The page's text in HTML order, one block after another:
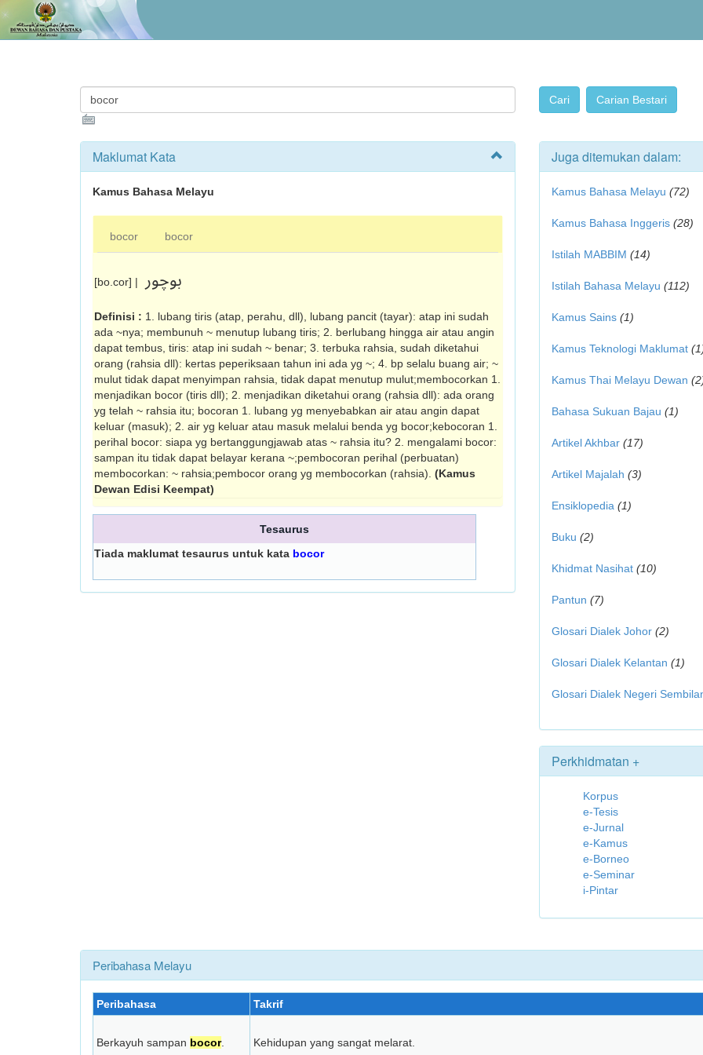
Maklumat Kata
Kamus Bahasa Melayu
bocor bocor
[bo.cor] | بوچور
Definisi : 1. lubang tiris (atap, perahu, dll), lubang pancit (tayar): atap ini sudah
ada ~nya; membunuh ~ menutup lubang tiris; 2. berlubang hingga air atau angin
dapat tembus, tiris: atap ini sudah ~ benar; 3. terbuka rahsia, sudah diketahui
orang (rahsia dll): kertas peperiksaan tahun ini ada yg ~; 4. bp selalu buang air; ~
mulut tidak dapat menyimpan rahsia, tidak dapat menutup mulut;membocorkan 1.
menjadikan bocor (tiris dll); 2. menjadikan diketahui orang (rahsia dll): ada orang
yg telah ~ rahsia itu; bocoran 1. lubang yg menyebabkan air atau angin dapat
keluar (masuk); 2. air yg keluar atau masuk melalui benda yg bocor;kebocoran 1.
perihal bocor: siapa yg bertanggungjawab atas ~ rahsia itu? 2. mengalami bocor:
sampan itu tidak dapat belayar kerana ~;pembocoran perihal (perbuatan)
membocorkan: ~ rahsia;pembocor orang yg membocorkan (rahsia). (Kamus
Dewan Edisi Keempat)
Tesaurus
Tiada maklumat tesaurus untuk kata bocor
Juga ditemukan dalam:
Kamus Bahasa Melayu (72)
Kamus Bahasa Inggeris (28)
Istilah MABBIM (14)
Istilah Bahasa Melayu (112)
Kamus Sains (1)
Kamus Teknologi Maklumat
Kamus Thai Melayu Dewan
Bahasa Sukuan Bajau (1)
Artikel Akhbar (17)
Artikel Majalah (3)
Ensiklopedia (1)
Buku (2)
Khidmat Nasihat (10)
Pantun (7)
Glosari Dialek Johor (2)
Glosari Dialek Kelantan (1)
Glosari Dialek Negeri
Perkhidmatan +
Korpus
e-Tesis
e-Jurnal
e-Kamus
e-Borneo
e-Seminar
i-Pintar
Peribahasa Melayu
Peribahasa Takrif
Berkayuh sampan bocor. Kehidupan yang sangat melarat.